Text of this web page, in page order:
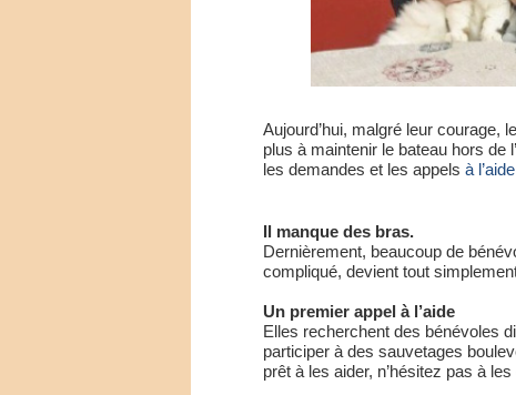
Aujourd’hui, malgré leur courage,
plus à maintenir le bateau hors de
les demandes et les appels à
Il manque des bras.
Dernièrement, beaucoup de
compliqué, devient tout
Un premier appel à l’aide
Elles recherchent des bénévoles
participer à des sauvetages
prêt à les aider, n’hésitez pas à